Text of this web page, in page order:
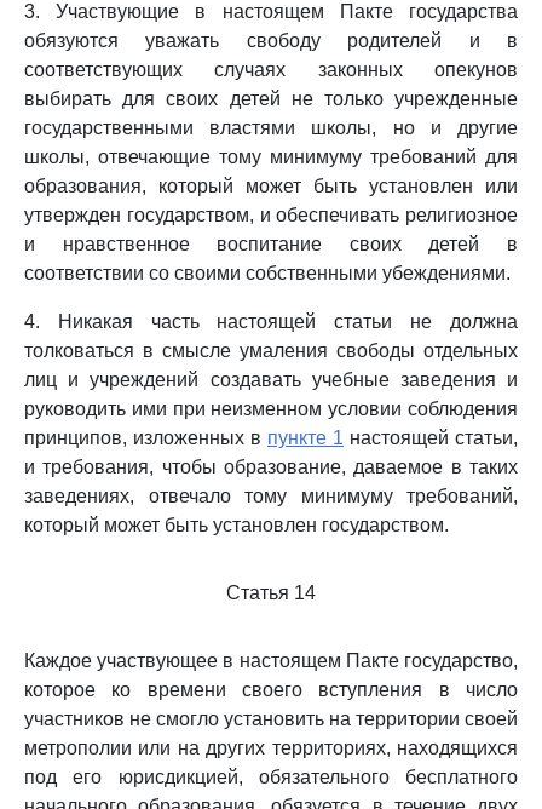
3. Участвующие в настоящем Пакте государства
обязуются уважать свободу родителей и в
соответствующих случаях законных опекунов
выбирать для своих детей не только учрежденные
государственными властями школы, но и другие
школы, отвечающие тому минимуму требований для
образования, который может быть установлен или
утвержден государством, и обеспечивать религиозное
и нравственное воспитание своих детей в
соответствии со своими собственными убеждениями.
4. Никакая часть настоящей статьи не должна
толковаться в смысле умаления свободы отдельных
лиц и учреждений создавать учебные заведения и
руководить ими при неизменном условии соблюдения
принципов, изложенных в пункте 1 настоящей статьи,
и требования, чтобы образование, даваемое в таких
заведениях, отвечало тому минимуму требований,
который может быть установлен государством.
Статья 14
Каждое участвующее в настоящем Пакте государство,
которое ко времени своего вступления в число
участников не смогло установить на территории своей
метрополии или на других территориях, находящихся
под его юрисдикцией, обязательного бесплатного